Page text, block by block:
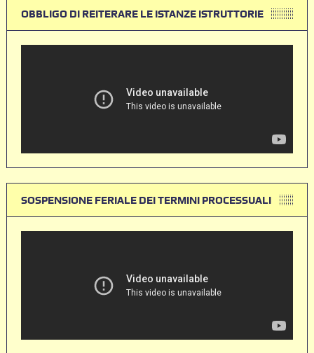
OBBLIGO DI REITERARE LE ISTANZE ISTRUTTORIE
SOSPENSIONE FERIALE DEI TERMINI PROCESSUALI